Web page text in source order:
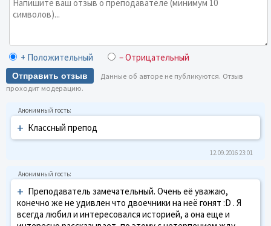
+ Положительный – Отрицательный
Отправить отзыв
Данные об авторе не публикуются. Отзыв
проходит модерацию.
+ Классный препод
12.09.2016 23:01
+ Преподаватель замечательный. Очень её уважаю,
конечно же не удивлен что двоечники на неё гонят :D . Я
всегда любил и интересовался историей, а она еще и